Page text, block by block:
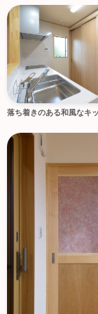
落ち着きのある和風なキ